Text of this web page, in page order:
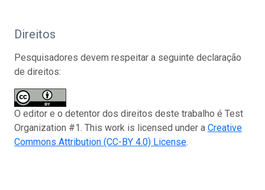
Direitos
Pesquisadores devem respeitar a seguinte declaração
de direitos:
O editor e o detentor dos direitos deste trabalho é Test
Organization #1. This work is licensed under a Creative
Commons Attribution (CC-BY 4.0) License.